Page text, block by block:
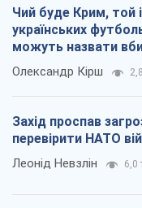
Чий буде Крим, той
українських
можуть назвати
Олександр Кірш
Захід проспав
перевірити НАТО
Леонід Невзлін 6,0